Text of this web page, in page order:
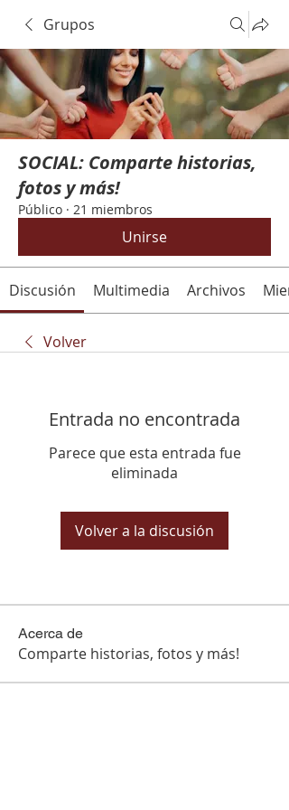
Grupos
SOCIAL: Comparte historias,
fotos y más!
Público · 21 miembros
Unirse
Discusión Multimedia Archivos
Volver
Entrada no encontrada
Parece que esta entrada fue
eliminada
Volver a la discusión
Acerca de
Comparte historias, fotos y más!